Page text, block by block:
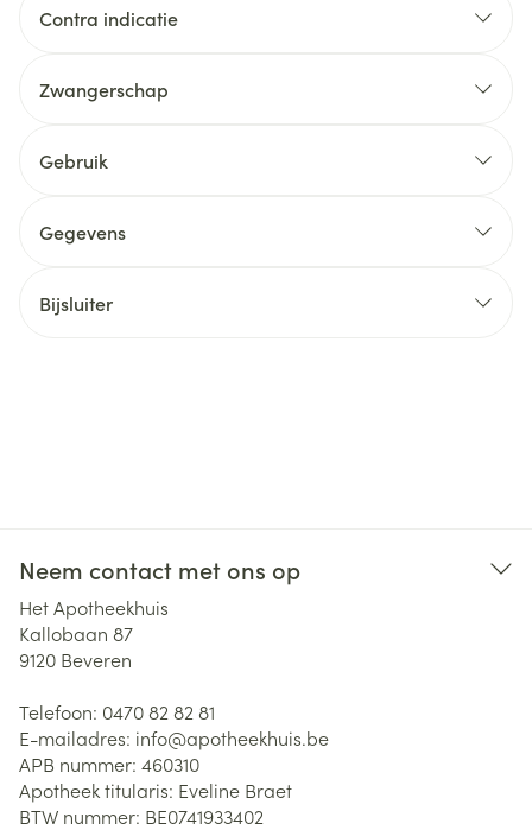
Contra indicatie
Zwangerschap
Gebruik
Gegevens
Bijsluiter
Neem contact met ons op
Het Apotheekhuis
Kallobaan 87
9120 Beveren
Telefoon: 0470 82 82 81
E-mailadres: info@apotheekhuis.be
APB nummer: 460310
Apotheek titularis: Eveline Braet
BTW nummer: BE0741933402